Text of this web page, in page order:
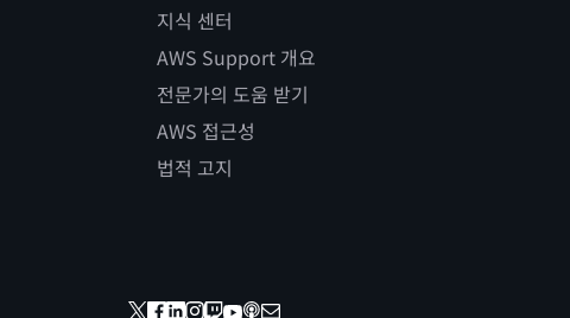
지식 센터
AWS Support 개요
전문가의 도움 받기
AWS 접근성
법적 고지